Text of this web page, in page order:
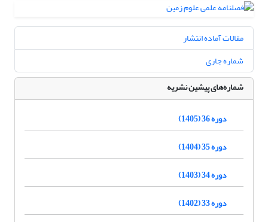
مقالات آماده انتشار
شماره جاری
شماره‌های پیشین نشریه
دوره 36 (1405)
دوره 35 (1404)
دوره 34 (1403)
دوره 33 (1402)